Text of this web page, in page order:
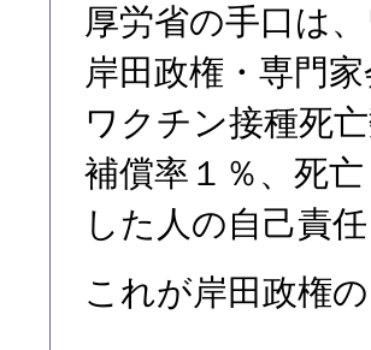
厚労省の手口は
岸田政権・専門
ワクチン接種死
補償率１％、死
した人の自己責
これが岸田政権